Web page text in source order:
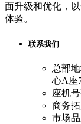
面升级和优化，
体验。
联系我们
总部
心A座
座机号
商务拓
市场品